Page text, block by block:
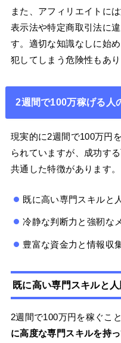
また、アフィリエイトには
表示法や特定商取引法に
す。適切な知識なしに始
犯してしまう危険性もあり
2週間で100万稼げる人
現実的に2週間で100万円
られていますが、成功す
共通した特徴があります。
既に高い専門スキルと
冷静な判断力と強靭な
豊富な資金力と情報収
既に高い専門スキルと
2週間で100万円を稼ぐこ
に高度な専門スキルを持